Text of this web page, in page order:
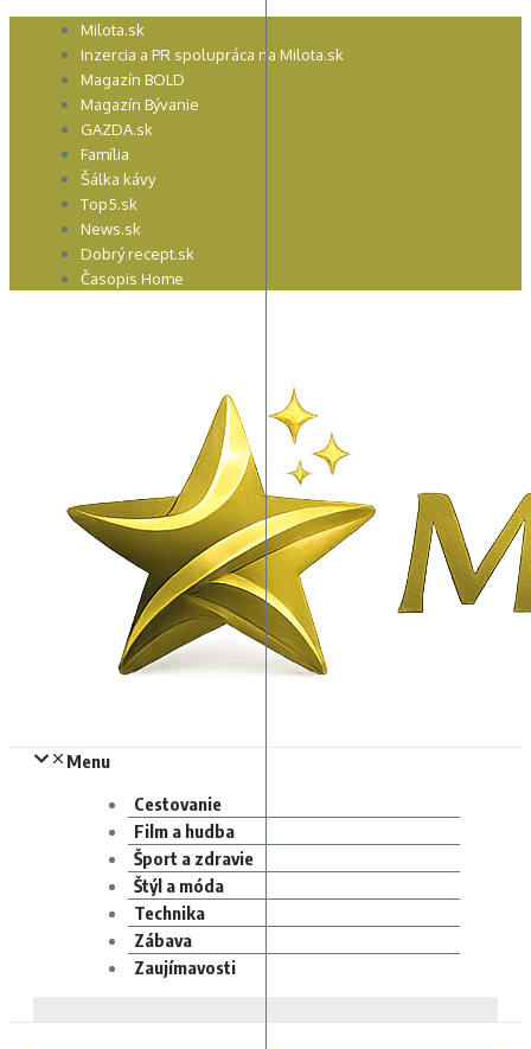
Preskočiť Milota.sk
Inzercia a PR spolupráca na Milota.sk
Magazín BOLD
Magazín Bývanie
GAZDA.sk
Família
Šálka kávy
Top5.sk
News.sk
Dobrý recept.sk
Časopis Home
Menu
Cestovanie
Film a hudba
Šport a zdravie
Štýl a móda
Technika
Zábava
Zaujímavosti